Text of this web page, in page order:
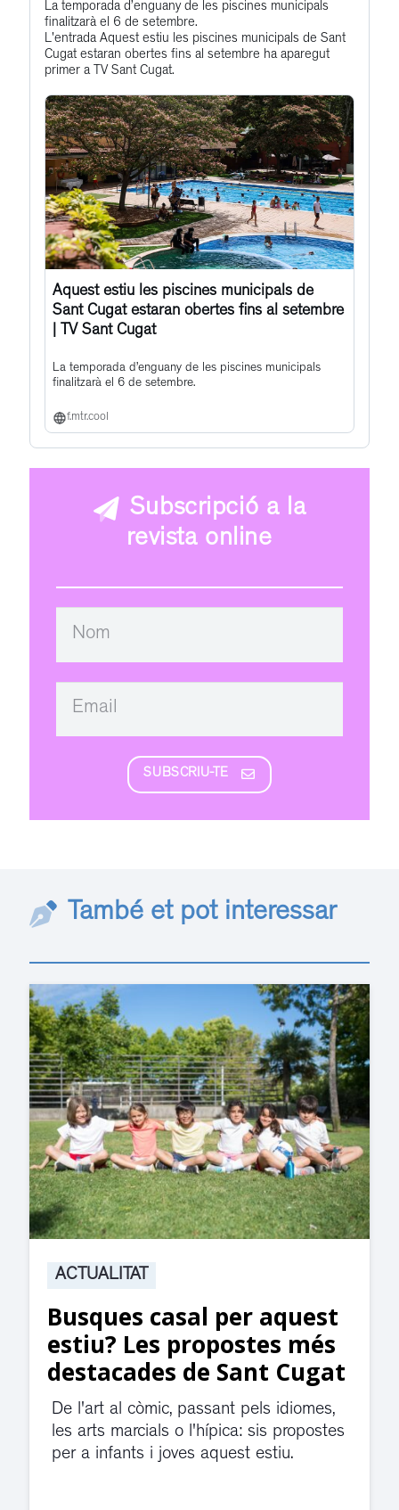
Get
to
this
post
La temporada d’enguany de les piscines municipals
finalitzarà el 6 de setembre.
L'entrada Aquest estiu les piscines municipals de Sant
Cugat estaran obertes fins al setembre ha aparegut
primer a TV Sant Cugat.
Aquest estiu les piscines municipals de
Sant Cugat estaran obertes fins al setembre
| TV Sant Cugat
La temporada d’enguany de les piscines municipals
finalitzarà el 6 de setembre.
f.mtr.cool
Subscripció a la
revista online
SUBSCRIU-TE
També et pot interessar
casal per aquest
Les propostes més
de Sant Cugat
l'art al còmic, passant pels idiomes,
arts marcials o l'hípica: sis propostes
a infants i joves aquest estiu.